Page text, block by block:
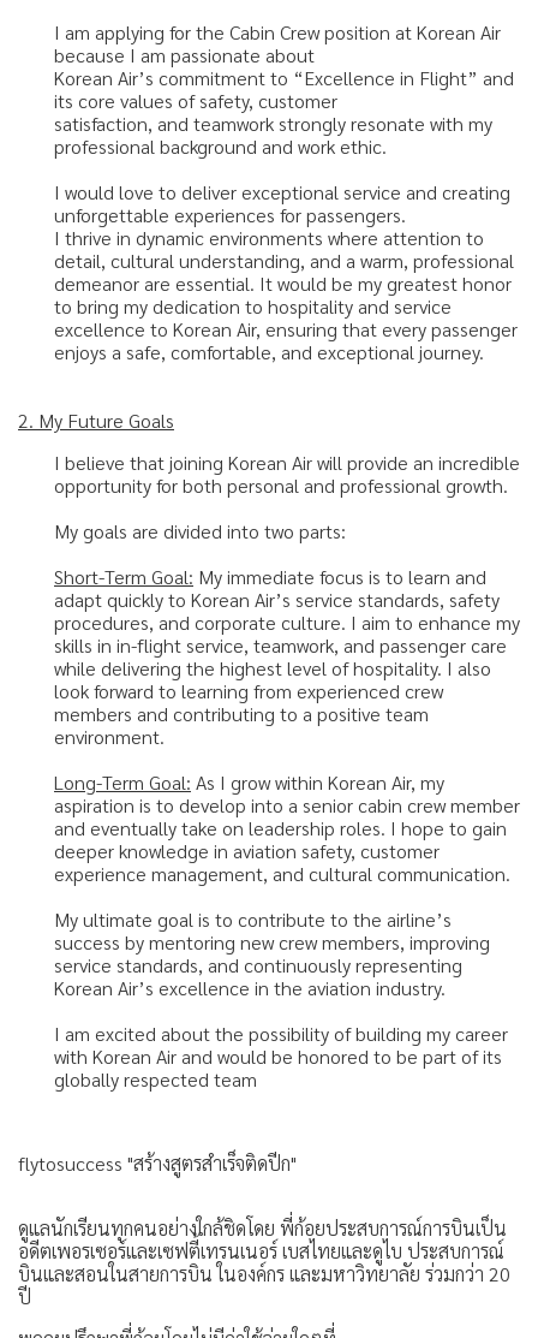
I am applying for the Cabin Crew position at Korean Air
because I am passionate about
Korean Air’s commitment to “Excellence in Flight” and
its core values of safety, customer
satisfaction, and teamwork strongly resonate with my
professional background and work ethic.
I would love to deliver exceptional service and creating
unforgettable experiences for passengers.
I thrive in dynamic environments where attention to
detail, cultural understanding, and a warm, professional
demeanor are essential. It would be my greatest honor
to bring my dedication to hospitality and service
excellence to Korean Air, ensuring that every passenger
enjoys a safe, comfortable, and exceptional journey.
2. My Future Goals
I believe that joining Korean Air will provide an incredible
opportunity for both personal and professional growth.
My goals are divided into two parts:
Short-Term Goal: My immediate focus is to learn and
adapt quickly to Korean Air’s service standards, safety
procedures, and corporate culture. I aim to enhance my
skills in in-flight service, teamwork, and passenger care
while delivering the highest level of hospitality. I also
look forward to learning from experienced crew
members and contributing to a positive team
environment.
Long-Term Goal: As I grow within Korean Air, my
aspiration is to develop into a senior cabin crew member
and eventually take on leadership roles. I hope to gain
deeper knowledge in aviation safety, customer
experience management, and cultural communication.
My ultimate goal is to contribute to the airline’s
success by mentoring new crew members, improving
service standards, and continuously representing
Korean Air’s excellence in the aviation industry.
I am excited about the possibility of building my career
with Korean Air and would be honored to be part of its
globally respected team
flytosuccess "สร้างสูตรสำเร็จติดปีก"
ดูแลนักเรียนทุกคนอย่างใกล้ชิดโดย พี่ก้อยประสบการณ์การบินเป็น
อดีตเพอรเซอร์และเซฟตี้เทรนเนอร์ เบสไทยและดูไบ ประสบการณ์
บินและสอนในสายการบิน ในองค์กร และมหาวิทยาลัย ร่วมกว่า 20
ปี